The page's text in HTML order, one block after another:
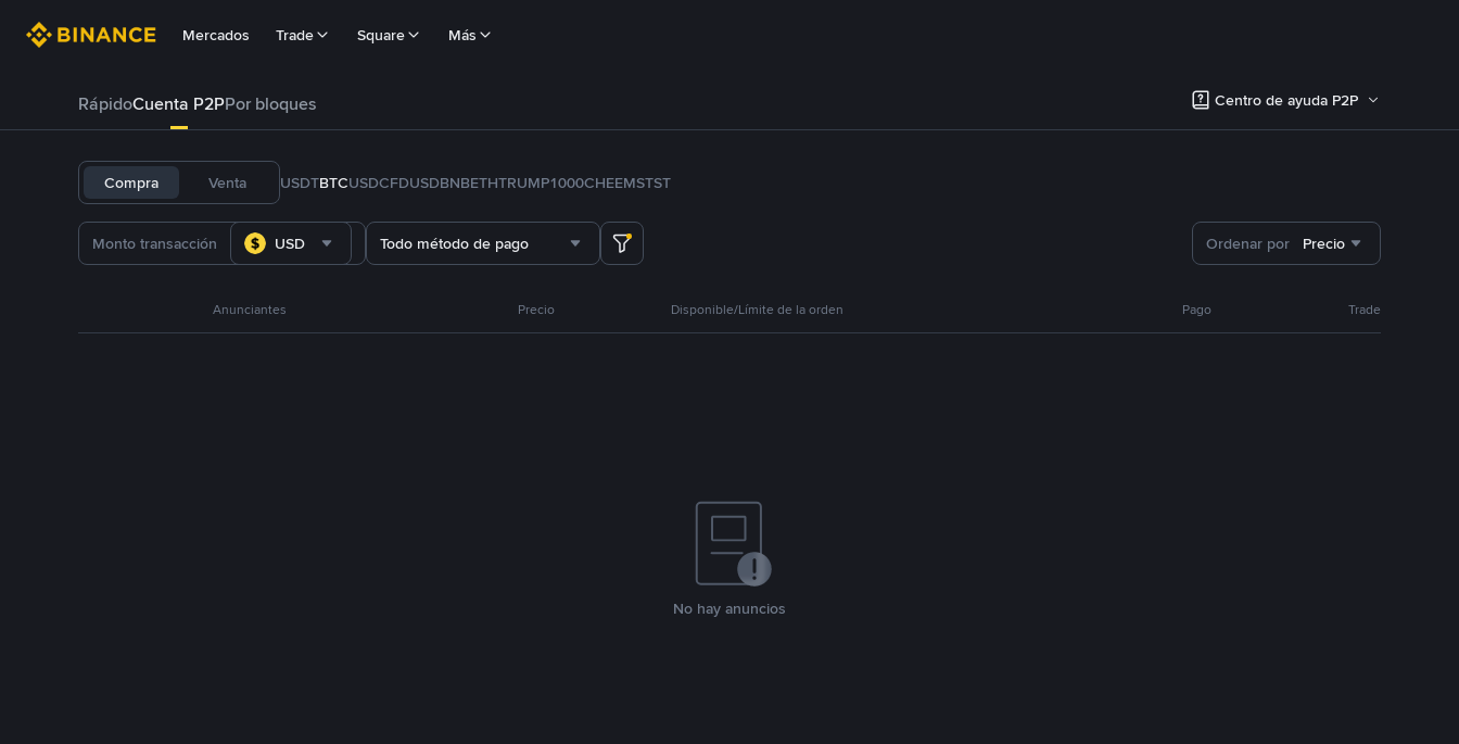
Mercados Trade Square Más
RápidoCuenta P2PPor bloques Centro de ayuda P2P
Compra Venta USDTBTCUSDCFDUSDBNBETHTRUMP1000CHEEMSTST
USD Todo método de pago Ordenar por Precio
Anunciantes Precio Disponible/Límite de la orden Pago Trade
No hay anuncios